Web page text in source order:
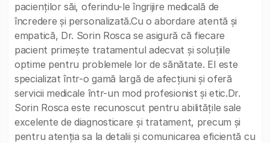
pacienților săi, oferindu-le îngrijire medicală de
încredere și personalizată.Cu o abordare atentă și
empatică, Dr. Sorin Rosca se asigură că fiecare
pacient primește tratamentul adecvat și soluțiile
optime pentru problemele lor de sănătate. El este
specializat într-o gamă largă de afecțiuni și oferă
servicii medicale într-un mod profesionist și etic.Dr.
Sorin Rosca este recunoscut pentru abilitățile sale
excelente de diagnosticare și tratament, precum și
pentru atenția sa la detalii și comunicarea eficientă cu